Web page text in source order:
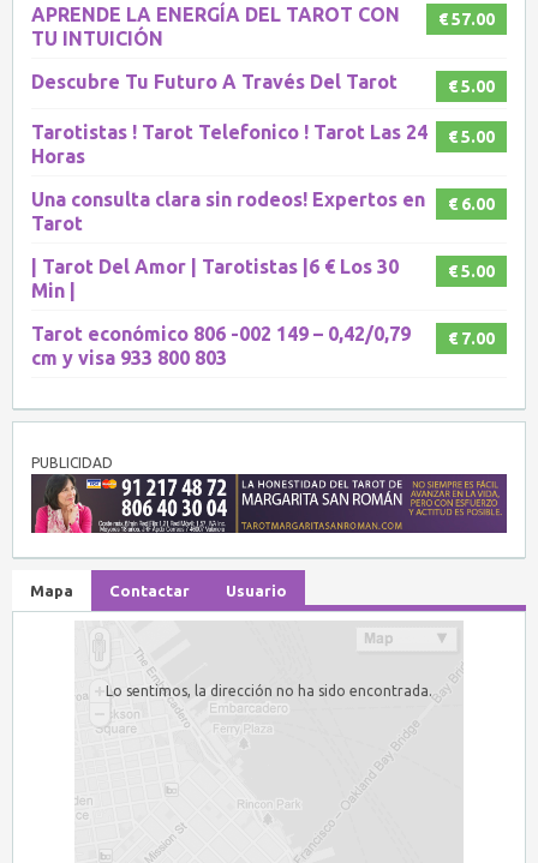
€ 57.00
APRENDE LA ENERGÍA DEL TAROT CON
TU INTUICIÓN
€ 5.00
Descubre Tu Futuro A Través Del Tarot
€ 5.00
Tarotistas ! Tarot Telefonico ! Tarot Las 24
Horas
€ 6.00
Una consulta clara sin rodeos! Expertos en
Tarot
€ 5.00
| Tarot Del Amor | Tarotistas |6 € Los 30
Min |
€ 7.00
Tarot económico 806 -002 149 – 0,42/0,79
cm y visa 933 800 803
PUBLICIDAD
Mapa Contactar Usuario
Lo sentimos, la dirección no ha sido encontrada.